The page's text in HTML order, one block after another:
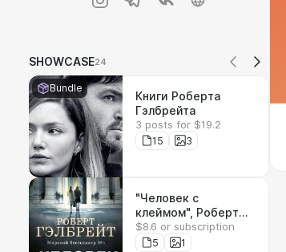
SHOWCASE24
Bundle
Книги Роберта
Гэлбрейта
3 posts for $19.2
15
3
"Человек с
клеймом", Роберт
Гэлбрейт.
Электронная версия
$8.6 or subscription
5
1